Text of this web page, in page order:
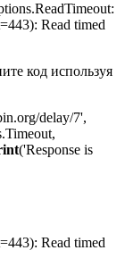
Read timed
код используя
delay/7',
('Response is
Read timed